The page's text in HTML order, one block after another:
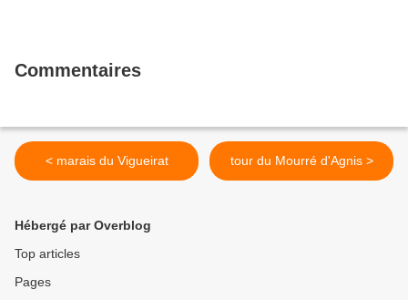
Commentaires
< marais du Vigueirat tour du Mourré d'Agnis >
Hébergé par Overblog
Top articles
Pages